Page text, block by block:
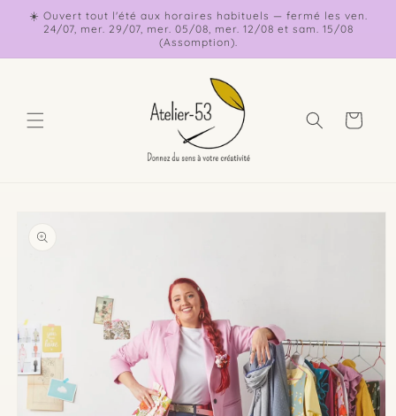
passer
☀️ Ouvert tout l'été aux horaires habituels — fermé les ven.
24/07, mer. 29/07, mer. 05/08, mer. 12/08 et sam. 15/08
(Assomption).
Panier
produits